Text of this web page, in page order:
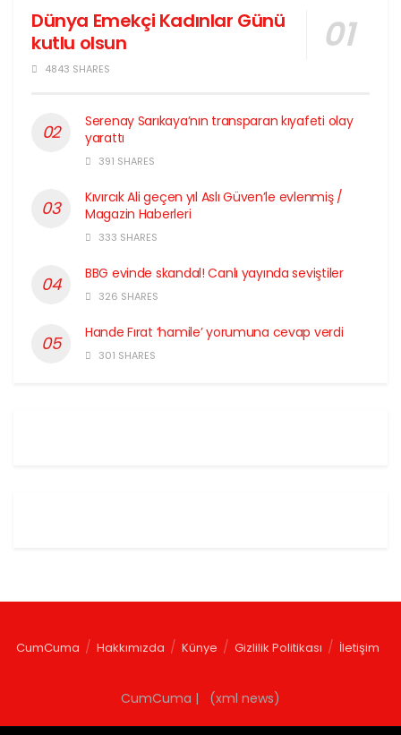
Dünya Emekçi Kadınlar Günü
kutlu olsun
4843 SHARES
Serenay Sarıkaya’nın transparan kıyafeti olay
yarattı
391 SHARES
Kıvırcık Ali geçen yıl Aslı Güven’le evlenmiş /
Magazin Haberleri
333 SHARES
BBG evinde skandal! Canlı yayında seviştiler
326 SHARES
Hande Fırat ‘hamile’ yorumuna cevap verdi
301 SHARES
CumCuma Hakkımızda Künye Gizlilik Politikası İletişim
CumCuma | (xml news)